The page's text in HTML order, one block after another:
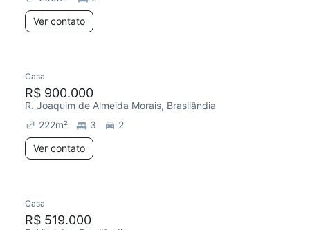
Ver contato
Casa
R$ 900.000
R. Joaquim de Almeida Morais, Brasilândia
222m² 3
2
Ver contato
Casa
R$ 519.000